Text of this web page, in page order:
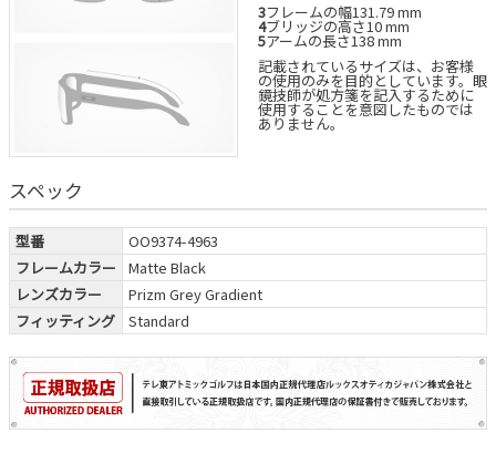
3フレームの幅131.79 mm
4ブリッジの高さ10 mm
5アームの長さ138 mm
記載されているサイズは、お客様
の使用のみを目的としています。眼
鏡技師が処方箋を記入するために
使用することを意図したものでは
ありません。
スペック
型番
OO9374-4963
フレームカラー
Matte Black
レンズカラー
Prizm Grey Gradient
フィッティング
Standard